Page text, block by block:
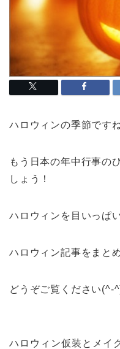
ハロウィンの季節ですね
もう日本の年中行事の
しょう！
ハロウィンを目いっぱ
ハロウィン記事をまと
どうぞご覧ください(^-
ハロウィン仮装とメイ